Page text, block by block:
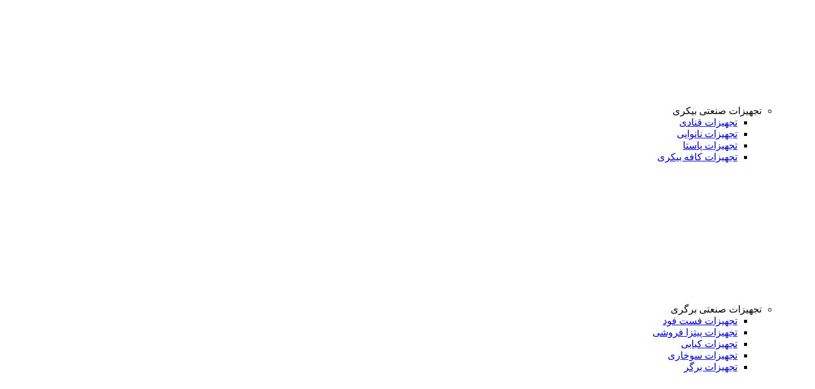
تجهیزات صنعتی بیکری
تجهیزات قنادی
تجهیزات نانوایی
تجهیزات پاستا
تجهیزات کافه بیکری
تجهیزات صنعتی برگری
تجهیزات فست فود
تجهیزات پیتزا فروشی
تجهیزات کبابی
تجهیزات سوخاری
تجهیزات برگر